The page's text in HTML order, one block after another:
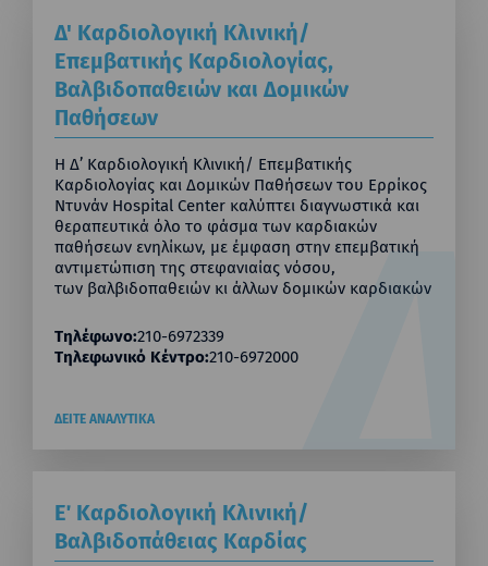
Δ' Καρδιολογική Κλινική/
Επεμβατικής Καρδιολογίας,
Βαλβιδοπαθειών και Δομικών
Παθήσεων
Η Δ’ Καρδιολογική Κλινική/ Επεμβατικής
Καρδιολογίας και Δομικών Παθήσεων του Ερρίκος
Ντυνάν Hospital Center καλύπτει διαγνωστικά και
θεραπευτικά όλο το φάσμα των καρδιακών
παθήσεων ενηλίκων, με έμφαση στην επεμβατική
αντιμετώπιση της στεφανιαίας νόσου,
των βαλβιδοπαθειών κι άλλων δομικών καρδιακών
Τηλέφωνο:210-6972339
Τηλεφωνικό Κέντρο:210-6972000
ΔΕΙΤΕ ΑΝΑΛΥΤΙΚΑ
Ε΄ Καρδιολογική Κλινική/
Βαλβιδοπάθειας Καρδίας